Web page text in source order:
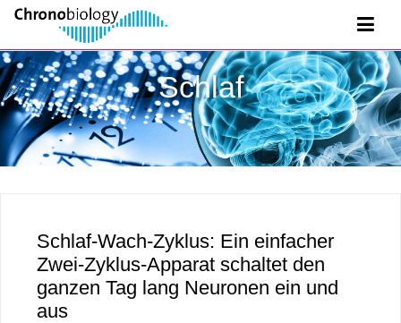
Schlaf
Schlaf-Wach-Zyklus: Ein einfacher
Zwei-Zyklus-Apparat schaltet den
ganzen Tag lang Neuronen ein und
aus